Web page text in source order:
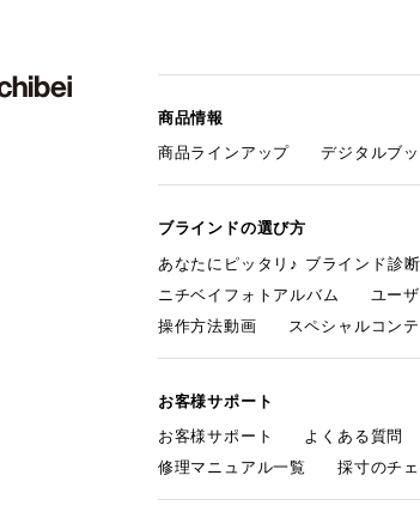
商品情報
商品ラインアップ
デジタルブッ
ブラインドの選び方
あなたにピッタリ♪ ブラインド診断
ニチベイフォトアルバム
ユー
操作方法動画
スペシャルコン
お客様サポート
お客様サポート
よくある質問
修理マニュアル一覧
採寸のチ